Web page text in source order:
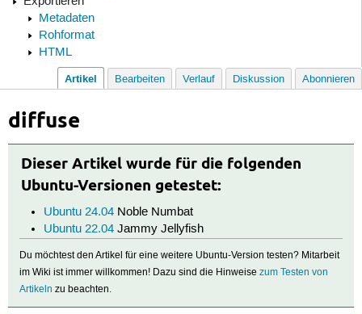
Metadaten
Rohformat
HTML
Artikel Bearbeiten Verlauf Diskussion Abonnieren
diffuse
Dieser Artikel wurde für die folgenden
Ubuntu-Versionen getestet:
Ubuntu 24.04Noble Numbat
Ubuntu 22.04Jammy Jellyfish
Du möchtest den Artikel für eine weitere Ubuntu-Version testen? Mitarbeit
im Wiki ist immer willkommen! Dazu sind die Hinweisezum Testen von
Artikeln zu beachten.